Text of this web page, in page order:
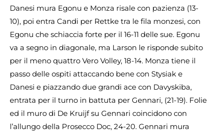
Danesi mura Egonu e Monza risale con pazienza (13-
10), poi entra Candi per Rettke tra le fila monzesi, con
Egonu che schiaccia forte per il 16-11 delle sue. Egonu
va a segno in diagonale, ma Larson le risponde subito
per il meno quattro Vero Volley, 18-14. Monza tiene il
passo delle ospiti attaccando bene con Stysiak e
Danesi e piazzando due grandi ace con Davyskiba,
entrata per il turno in battuta per Gennari, (21-19). Folie
ed il muro di De Kruijf su Gennari coincidono con
l’allungo della Prosecco Doc, 24-20. Gennari mura